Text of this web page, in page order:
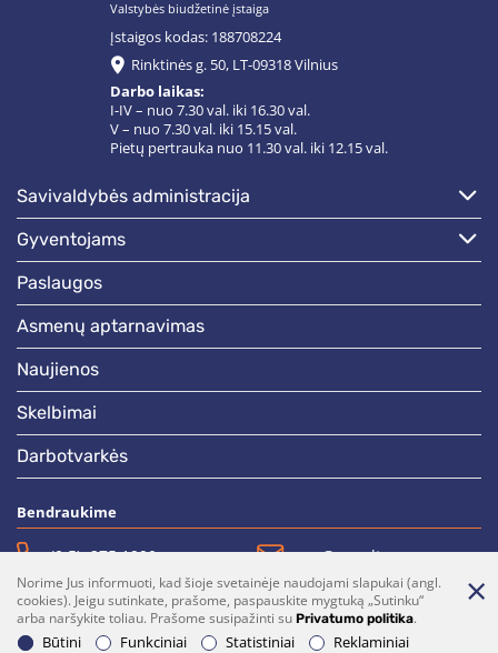
Valstybės biudžetinė įstaiga
Įstaigos kodas: 188708224
Rinktinės g. 50, LT-09318 Vilnius
Darbo laikas:
I-IV – nuo 7.30 val. iki 16.30 val.
V – nuo 7.30 val. iki 15.15 val.
Pietų pertrauka nuo 11.30 val. iki 12.15 val.
savivaldybės administracija
gyventojams
paslaugos
asmenų aptarnavimas
naujienos
skelbimai
darbotvarkės
Bendraukime
(0 5)  275 1990 vrsa@vrsa.lt
Facebook Youtube
Prenumerata Parašykite mums
Norime Jus informuoti, kad šioje svetainėje naudojami slapukai (angl.
cookies). Jeigu sutinkate, prašome, paspauskite mygtuką „Sutinku“
arba naršykite toliau. Prašome susipažinti su Privatumo politika.
Būtini
Funkciniai Statistiniai Reklaminiai